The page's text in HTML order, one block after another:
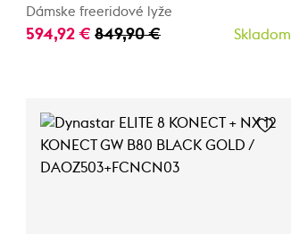
Dámske freeridové lyže
594,92 € 849,90 € Skladom